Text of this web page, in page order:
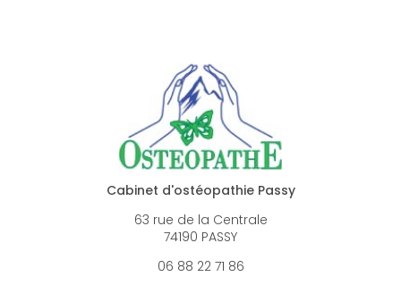
Cabinet d'ostéopathie Passy
63 rue de la Centrale
74190 PASSY
06 88 22 71 86